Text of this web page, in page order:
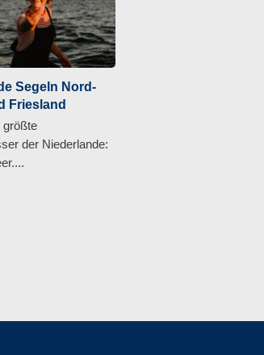
Segeln Nord-
Friesland
größte
der Niederlande: